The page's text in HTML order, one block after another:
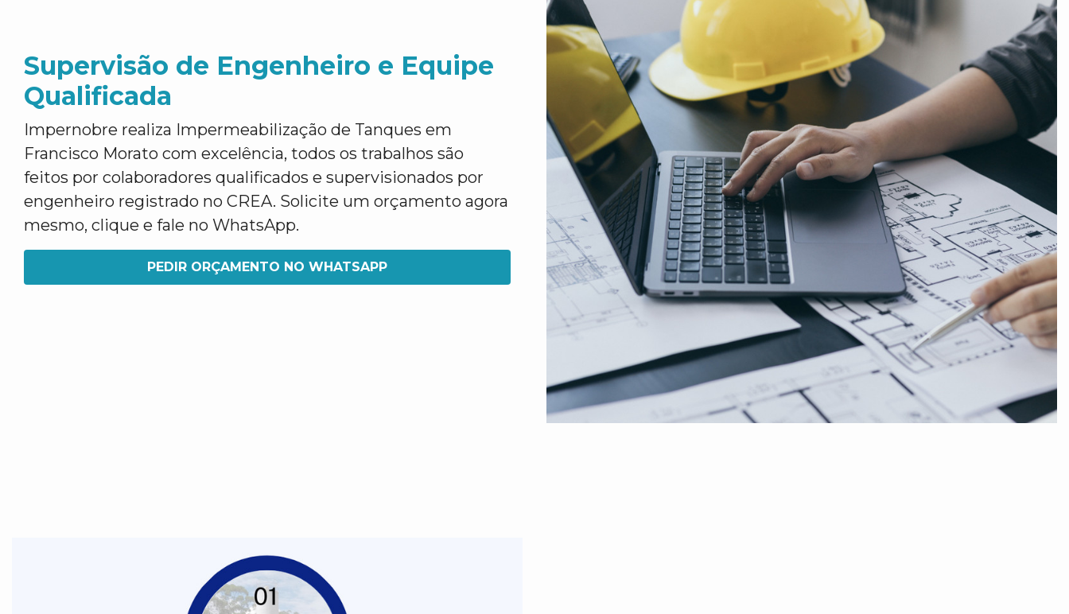
Supervisão de Engenheiro e Equipe
Qualificada
Impernobre realiza Impermeabilização de Tanques em
Francisco Morato com excelência, todos os trabalhos são
feitos por colaboradores qualificados e supervisionados por
engenheiro registrado no CREA. Solicite um orçamento agora
mesmo, clique e fale no WhatsApp.
PEDIR ORÇAMENTO NO WHATSAPP